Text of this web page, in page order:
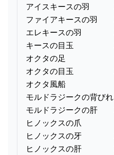
アイスキースの羽
ファイアキースの羽
エレキースの羽
キースの目玉
オクタの足
オクタの目玉
オクタ風船
モルドラジークの背びれ
モルドラジークの肝
ヒノックスの爪
ヒノックスの牙
ヒノックスの肝